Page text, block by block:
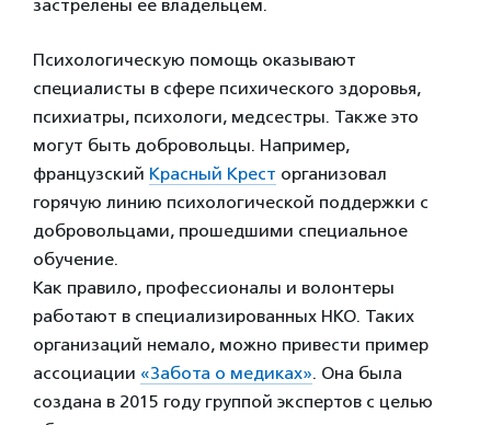
застрелены ее владельцем.
Психологическую помощь оказывают
специалисты в сфере психического здоровья,
психиатры, психологи, медсестры. Также это
могут быть добровольцы. Например,
французский Красный Крест организовал
горячую линию психологической поддержки с
добровольцами, прошедшими специальное
обучение.
Как правило, профессионалы и волонтеры
работают в специализированных НКО. Таких
организаций немало, можно привести пример
ассоциации «Забота о медиках». Она была
создана в 2015 году группой экспертов с целью